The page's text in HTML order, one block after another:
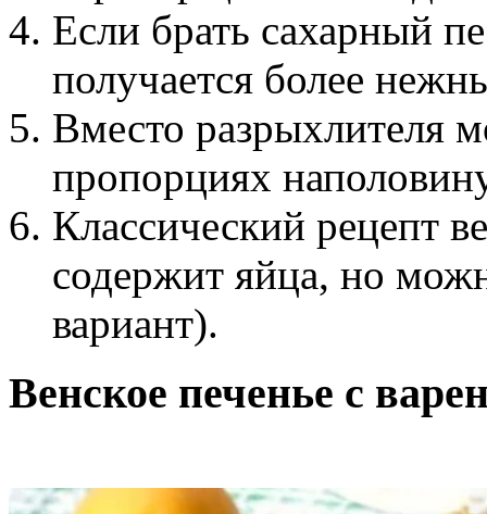
Если брать сахарный
получается более
Вместо разрыхлителя
пропорциях
Классический рецепт
содержит яйца, но
вариант).
Венское печенье с